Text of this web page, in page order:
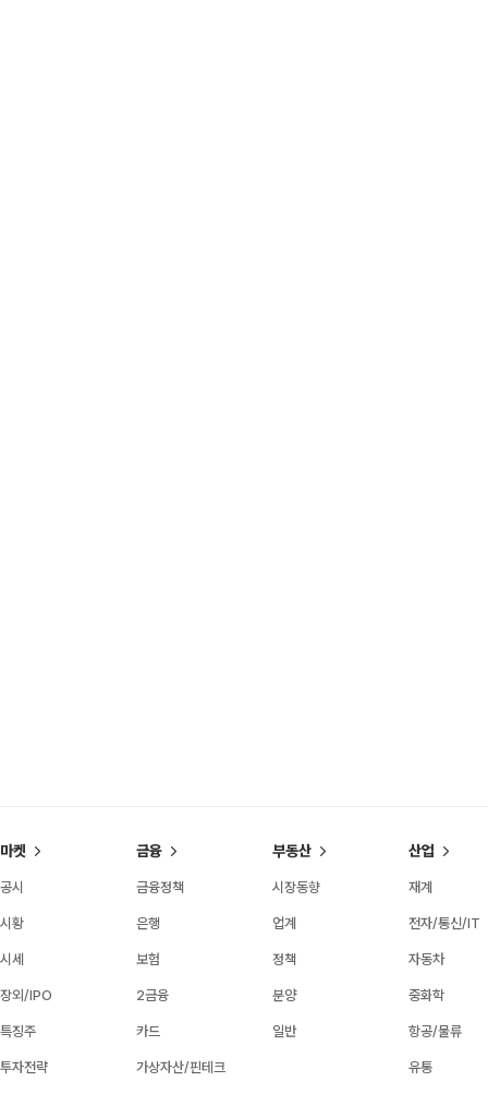
마켓
공시
시황
시세
장외/IPO
특징주
투자전략
금융
금융정책
은행
보험
2금융
카드
가상자산/핀테크
부동산
시장동향
업계
정책
분양
일반
산업
재계
전자/통신/IT
자동차
중화학
항공/물류
유통